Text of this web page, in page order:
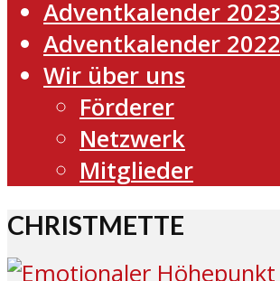
Adventkalender 2023
Adventkalender 2022
Wir über uns
Förderer
Netzwerk
Mitglieder
CHRISTMETTE